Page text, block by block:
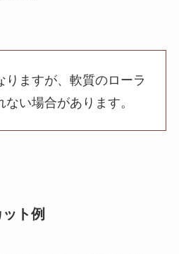
りますが、軟質のローラ
い場合があります。
ト例